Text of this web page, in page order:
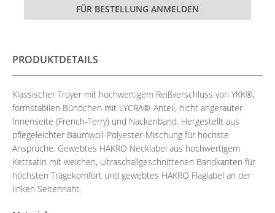
PRODUKTDETAILS
Klassischer Troyer mit hochwertigem Reißverschluss von YKK®,
formstabilen Bündchen mit LYCRA®-Anteil, nicht angerauter
Innenseite (French-Terry) und Nackenband. Hergestellt aus
pflegeleichter Baumwoll-Polyester-Mischung für höchste
Ansprüche. Gewebtes HAKRO Necklabel aus hochwertigem
Kettsatin mit weichen, ultraschallgeschnittenen Bandkanten für
höchsten Tragekomfort und gewebtes HAKRO Flaglabel an der
linken Seitennaht.